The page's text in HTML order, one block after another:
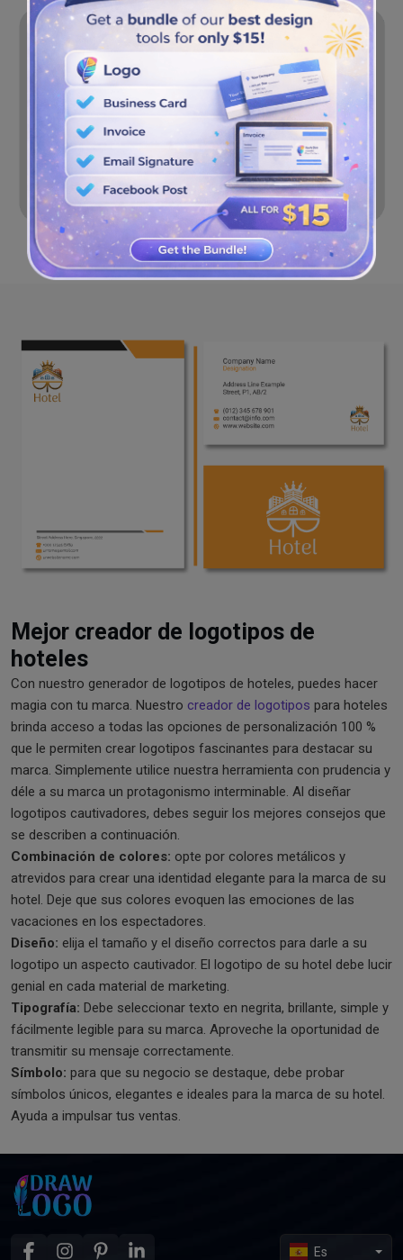
Mejor creador de logotipos de
hoteles
Con nuestro generador de logotipos de hoteles, puedes hacer
magia con tu marca. Nuestro creador de logotipos para hoteles
brinda acceso a todas las opciones de personalización 100 %
que le permiten crear logotipos fascinantes para destacar su
marca. Simplemente utilice nuestra herramienta con prudencia y
déle a su marca un protagonismo interminable. Al diseñar
logotipos cautivadores, debes seguir los mejores consejos que
se describen a continuación.
Combinación de colores: opte por colores metálicos y
atrevidos para crear una identidad elegante para la marca de su
hotel. Deje que sus colores evoquen las emociones de las
vacaciones en los espectadores.
Diseño: elija el tamaño y el diseño correctos para darle a su
logotipo un aspecto cautivador. El logotipo de su hotel debe lucir
genial en cada material de marketing.
Tipografía: Debe seleccionar texto en negrita, brillante, simple y
fácilmente legible para su marca. Aproveche la oportunidad de
transmitir su mensaje correctamente.
Símbolo: para que su negocio se destaque, debe probar
símbolos únicos, elegantes e ideales para la marca de su hotel.
Ayuda a impulsar tus ventas.
Es